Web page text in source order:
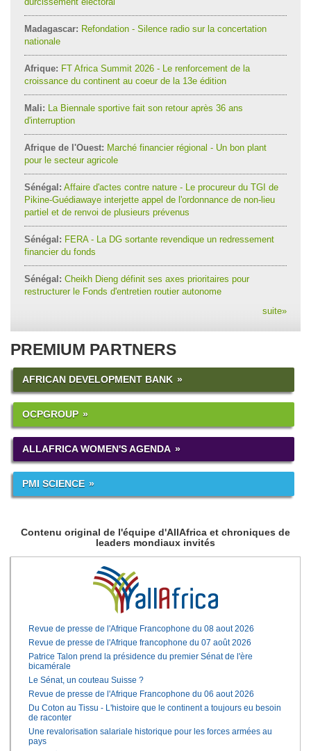
Madagascar: Refondation - Silence radio sur la concertation
nationale
Afrique: FT Africa Summit 2026 - Le renforcement de la
croissance du continent au coeur de la 13e édition
Mali: La Biennale sportive fait son retour après 36 ans
d'interruption
Afrique de l'Ouest: Marché financier régional - Un bon plant
pour le secteur agricole
Sénégal: Affaire d'actes contre nature - Le procureur du TGI de
Pikine-Guédiawaye interjette appel de l'ordonnance de non-lieu
partiel et de renvoi de plusieurs prévenus
Sénégal: FERA - La DG sortante revendique un redressement
financier du fonds
Sénégal: Cheikh Dieng définit ses axes prioritaires pour
restructurer le Fonds d'entretien routier autonome
suite»
PREMIUM PARTNERS
AFRICAN DEVELOPMENT BANK
OCPGROUP
ALLAFRICA WOMEN'S AGENDA
PMI SCIENCE
Contenu original de l'équipe d'AllAfrica et chroniques de
leaders mondiaux invités
Revue de presse de l'Afrique Francophone du 08 aout 2026
Revue de presse de l'Afrique francophone du 07 août 2026
Patrice Talon prend la présidence du premier Sénat de l'ère
bicamérale
Le Sénat, un couteau Suisse ?
Revue de presse de l'Afrique Francophone du 06 aout 2026
Du Coton au Tissu - L'histoire que le continent a toujours eu besoin
de raconter
Une revalorisation salariale historique pour les forces armées au
pays